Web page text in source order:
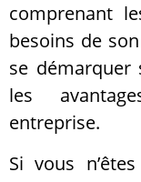
comprenant
besoins de
se démarquer
les
entreprise.
Si vous